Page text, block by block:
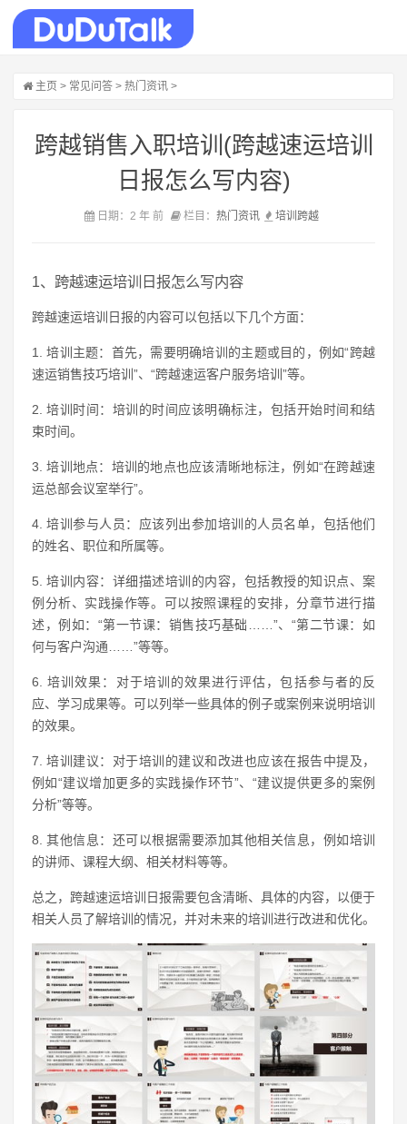
主页 > 常见问答 > 热门资讯 >
跨越销售入职培训(跨越速运培训
日报怎么写内容)
日期：2 年 前 栏目： 热门资讯 培训 跨越
1、跨越速运培训日报怎么写内容
跨越速运培训日报的内容可以包括以下几个方面：
1. 培训主题：首先，需要明确培训的主题或目的，例如“跨越
速运销售技巧培训”、“跨越速运客户服务培训”等。
2. 培训时间：培训的时间应该明确标注，包括开始时间和结
束时间。
3. 培训地点：培训的地点也应该清晰地标注，例如“在跨越速
运总部会议室举行”。
4. 培训参与人员：应该列出参加培训的人员名单，包括他们
的姓名、职位和所属等。
5. 培训内容：详细描述培训的内容，包括教授的知识点、案
例分析、实践操作等。可以按照课程的安排，分章节进行描
述，例如：“第一节课：销售技巧基础……”、“第二节课：如
何与客户沟通……”等等。
6. 培训效果：对于培训的效果进行评估，包括参与者的反
应、学习成果等。可以列举一些具体的例子或案例来说明培训
的效果。
7. 培训建议：对于培训的建议和改进也应该在报告中提及，
例如“建议增加更多的实践操作环节”、“建议提供更多的案例
分析”等等。
8. 其他信息：还可以根据需要添加其他相关信息，例如培训
的讲师、课程大纲、相关材料等等。
总之，跨越速运培训日报需要包含清晰、具体的内容，以便于
相关人员了解培训的情况，并对未来的培训进行改进和优化。